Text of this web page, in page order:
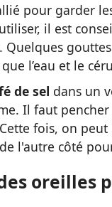
pour garder
il est
. Quelques
l’eau et le
de sel dans un
Il faut
fois, on
l'autre côté
oreilles